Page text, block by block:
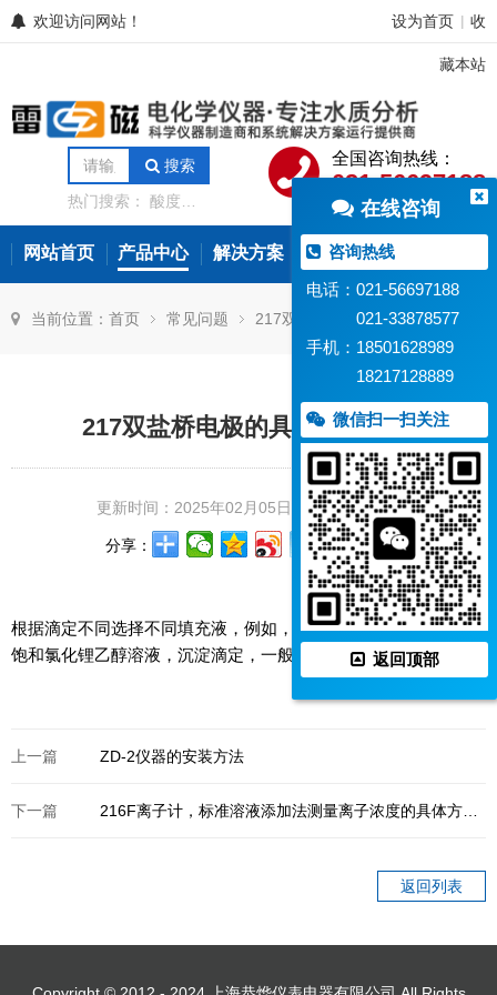
欢迎访问网站！ 设为首页 收
藏本站
搜索
热门搜索：酸度计
分析仪
微量水分分
析仪
氨氮测定仪
全国咨询热线：
021-56697188
网站首页 产品中心 解决方案 常见问题
当前位置： 首页 常见问题 217双盐桥电极的具体使用方法
217双盐桥电极的具体使用方法
更新时间：2025年02月05日 浏览次数：591
分享：
根据滴定不同选择不同填充液，例如，滴定油品酸值的话，填充
饱和氯化锂乙醇溶液，沉淀滴定，一般填充饱和硝酸钠。
上一篇 ZD-2仪器的安装方法
下一篇
216F离子计，标准溶液添加法测量离子浓度的具体方
返回列表
在线咨询
咨询热线
电话：021-56697188
021-33878577
手机：18501628989
18217128889
微信扫一扫关注
返回顶部